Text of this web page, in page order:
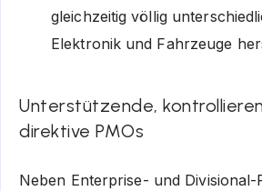
gleichzeitig völlig
Elektronik und Fahrzeuge
Unterstützende,
direktive PMOs
Neben Enterprise- und Divisional-